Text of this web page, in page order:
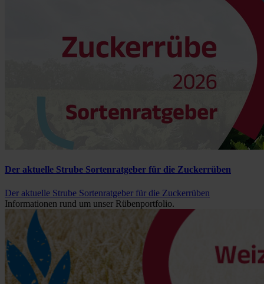
Der aktuelle Strube Sortenratgeber für die Zuckerrüben
Der aktuelle Strube Sortenratgeber für die Zuckerrüben
Informationen rund um unser Rübenportfolio.